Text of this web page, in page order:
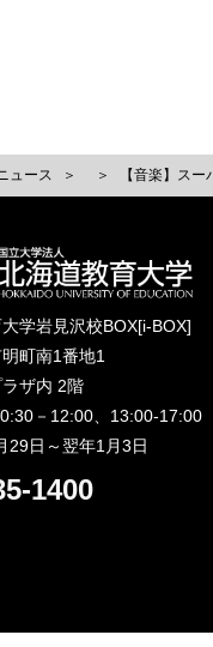
ュース 【音楽】ス
学岩見沢校BOX[i-BOX]
町南1番地1
ザ内 2階
－12:00、13:00-17:00
29日～翌年1月3日
1400